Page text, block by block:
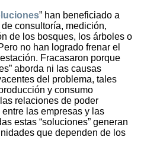
” han beneficiado a
consultoría, medición,
de los bosques, los árboles o
no han logrado frenar el
Fracasaron porque
aborda ni las causas
del problema, tales
y consumo
relaciones de poder
las empresas y las
estas “soluciones” generan
que dependen de los